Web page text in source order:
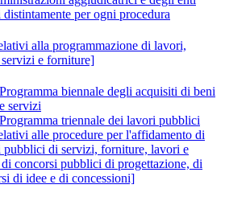
per ogni procedura
alla programmazione di lavori,
servizi e forniture]
Programma biennale degli acquisiti di beni
e servizi
Programma triennale dei lavori pubblici
alle procedure per l'affidamento di
pubblici di servizi, forniture, lavori e
di concorsi pubblici di progettazione, di
di idee e di concessioni]